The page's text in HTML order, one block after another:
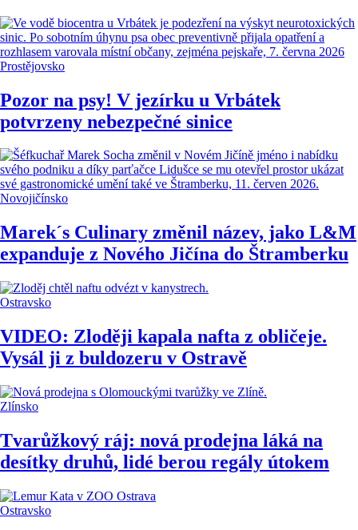
Prostějovsko
Pozor na psy! V jezírku u Vrbátek
potvrzeny nebezpečné sinice
Novojičínsko
Marek´s Culinary změnil název, jako L&M
expanduje z Nového Jičína do Štramberku
Ostravsko
VIDEO: Zloději kapala nafta z obličeje.
Vysál ji z buldozeru v Ostravě
Zlínsko
Tvarůžkový ráj: nová prodejna láká na
desítky druhů, lidé berou regály útokem
Ostravsko